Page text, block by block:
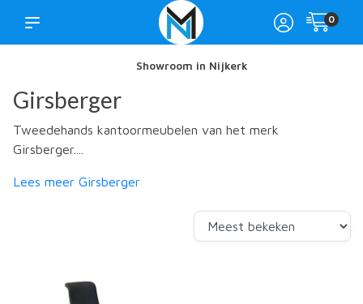
0
Showroom in Nijkerk
Girsberger
Tweedehands kantoormeubelen van het merk
Girsberger....
Lees meer Girsberger